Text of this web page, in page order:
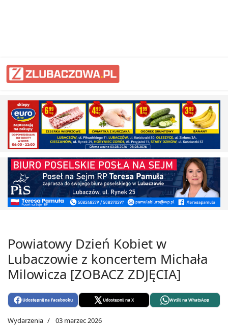
Powiatowy Dzień Kobiet w
Lubaczowie z koncertem Michała
Milowicza [ZOBACZ ZDJĘCIA]
Udostępnij na Facebooku Udostępnij na X Wyślij na WhatsApp
Wydarzenia 03 marzec 2026